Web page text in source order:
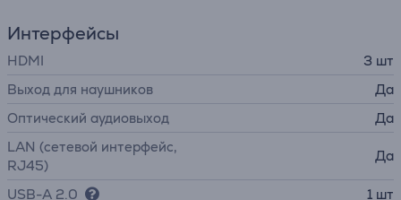
Интерфейсы
HDMI
3 шт
Выход для наушников
Да
Оптический аудиовыход
Да
LAN (сетевой интерфейс,
RJ45)
Да
USB-A 2.0
1 шт